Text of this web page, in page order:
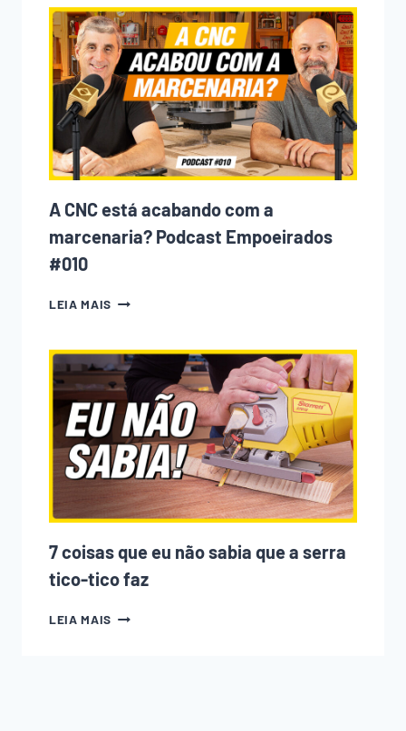
TODO
INICIANTE
NA
MARCENARIA
COMETE
(E
COMO
EVITAR
CADA
UM
DELES)
A CNC está acabando com a
marcenaria? Podcast Empoeirados
#010
LEIA MAIS A
ACABANDO
COM
A
MARCENARIA?
PODCAST
EMPOEIRADOS
#010
7 coisas que eu não sabia que a serra
tico-tico faz
LEIA MAIS